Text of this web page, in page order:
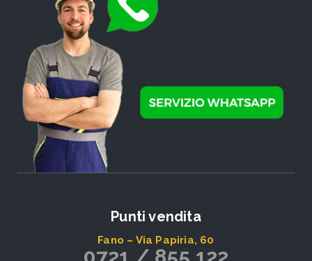
Punti vendita
Fano – Via Papiria, 60